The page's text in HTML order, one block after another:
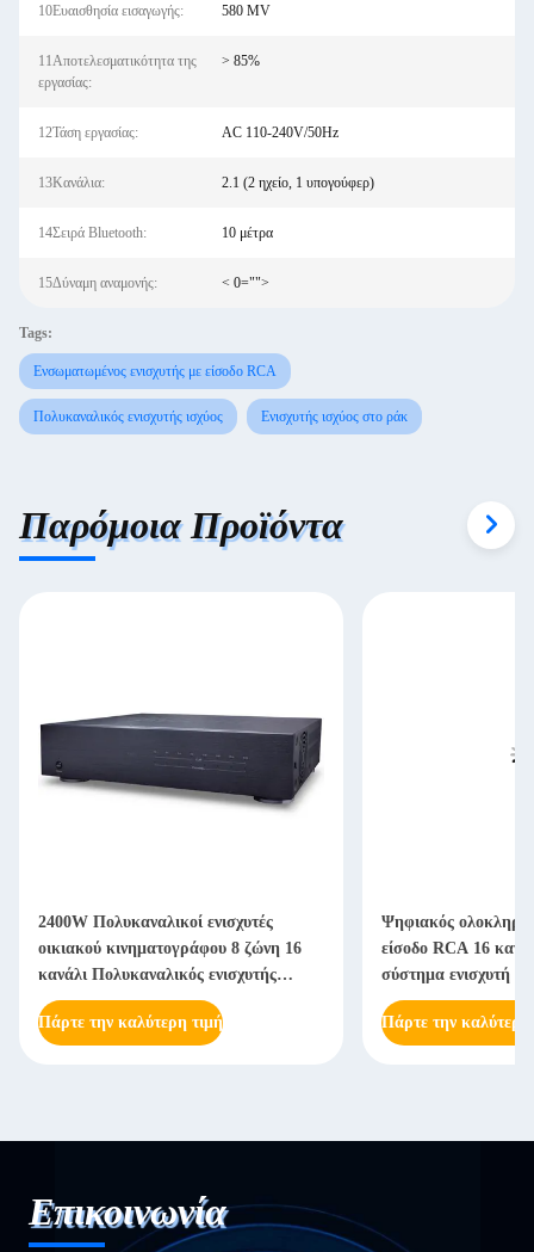
10Ευαισθησία εισαγωγής: 580 MV
11Αποτελεσματικότητα της
εργασίας:
> 85%
12Τάση εργασίας: AC 110-240V/50Hz
13Κανάλια: 2.1 (2 ηχείο, 1 υπογούφερ)
14Σειρά Bluetooth: 10 μέτρα
15Δύναμη αναμονής: < 0="">
Tags:
Ενσωματωμένος ενισχυτής με είσοδο RCA
Πολυκαναλικός ενισχυτής ισχύος Ενισχυτής ισχύος στο ράκ
Παρόμοια Προϊόντα
2400W Πολυκαναλικοί ενισχυτές
οικιακού κινηματογράφου 8 ζώνη 16
κανάλι Πολυκαναλικός ενισχυτής
ισχύος δωματίου
Πάρτε την καλύτερη τιμή
Ψηφιακός
είσοδο RCA 16
σύστημα ενισχυτή
Πάρτε την καλύτερη
Επικοινωνία